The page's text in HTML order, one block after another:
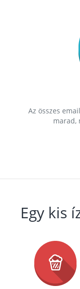
Az összes
marad,
Egy kis